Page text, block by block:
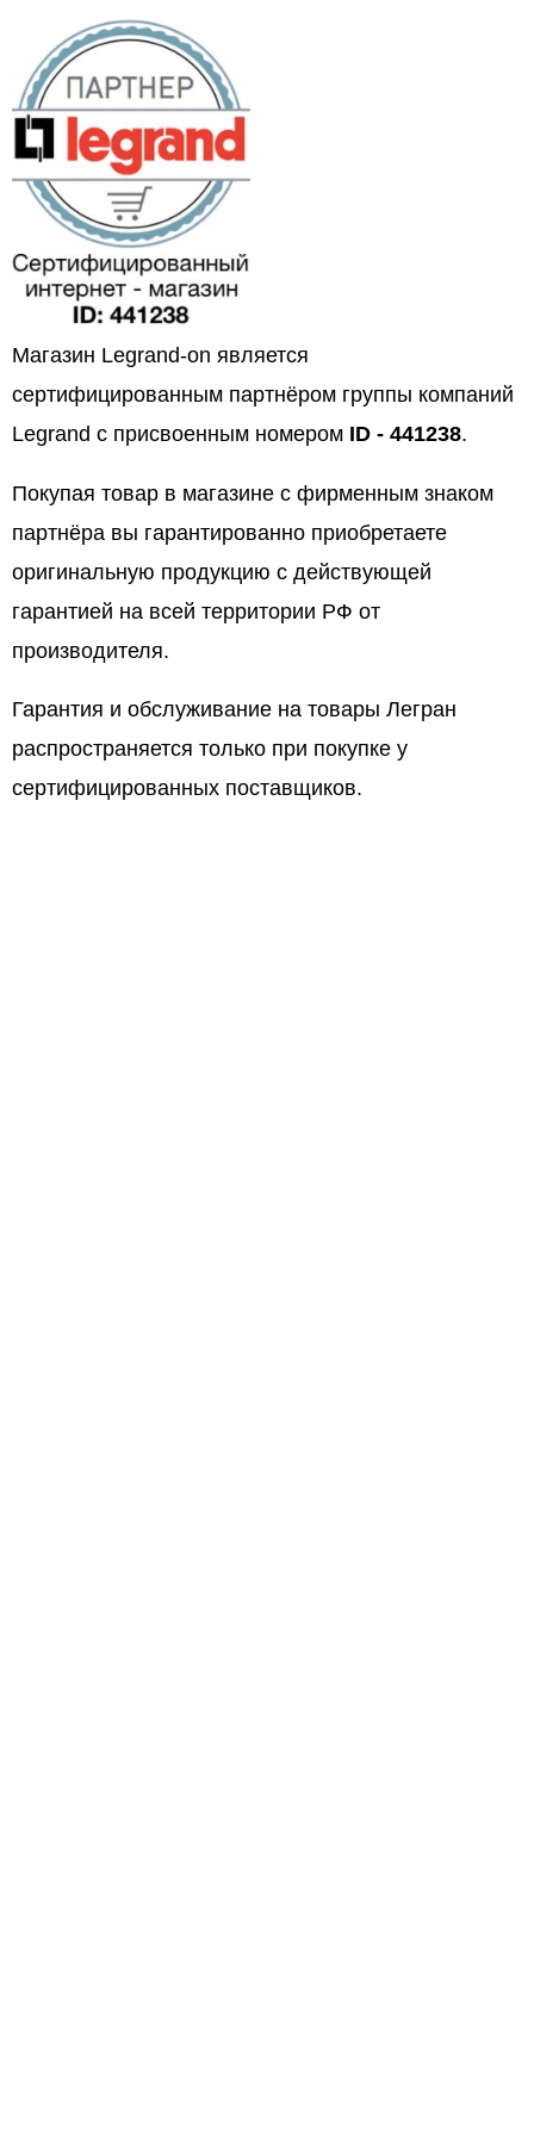
Магазин Legrand-on является
сертифицированным партнёром группы компаний
Legrand с присвоенным номером ID - 441238.
Покупая товар в магазине с фирменным знаком
партнёра вы гарантированно приобретаете
оригинальную продукцию с действующей
гарантией на всей территории РФ от
производителя.
Гарантия и обслуживание на товары Легран
распространяется только при покупке у
сертифицированных поставщиков.